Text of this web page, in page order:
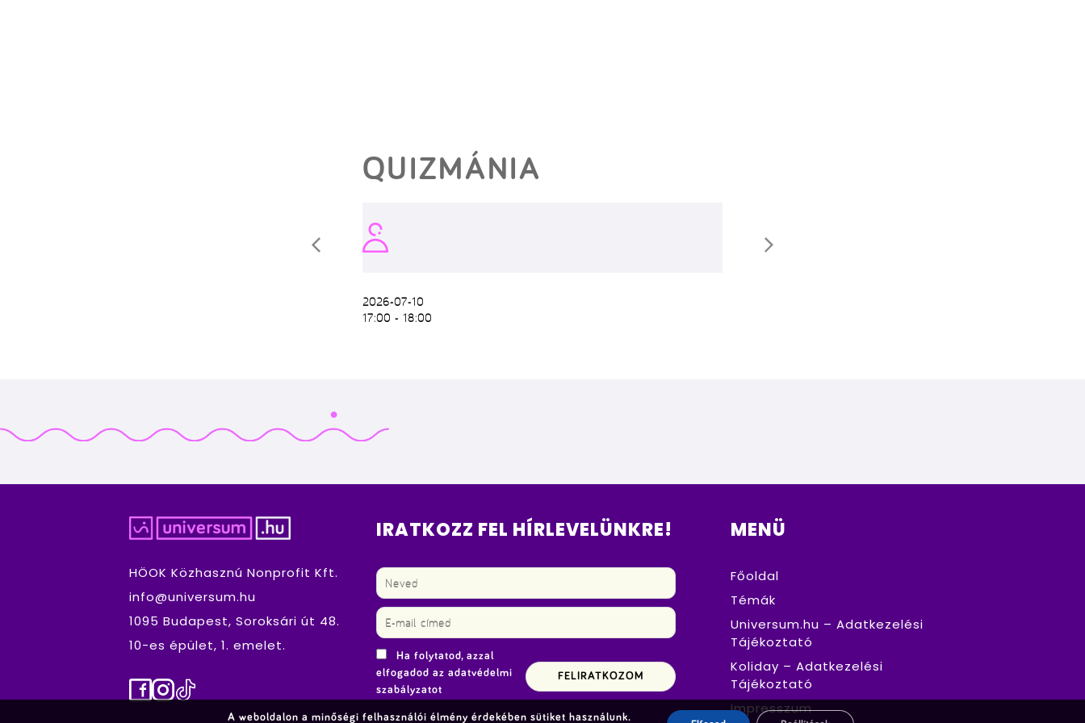
QUIZMÁNIA
2026-07-10
17:00 - 18:00
HÖOK Közhasznú Nonprofit Kft.
info@universum.hu
1095 Budapest, Soroksári út 48.
10-es épület, 1. emelet.
Facebook
Instagram
TikTok
IRATKOZZ FEL HÍRLEVELÜNKRE!
Ha folytatod, azzal
elfogadod az adatvédelmi
szabályzatot
MENÜ
Főoldal
Témák
Universum.hu – Adatkezelési
Tájékoztató
Koliday – Adatkezelési
Tájékoztató
Impresszum
A weboldalon a minőségi felhasználói élmény érdekében sütiket használunk.